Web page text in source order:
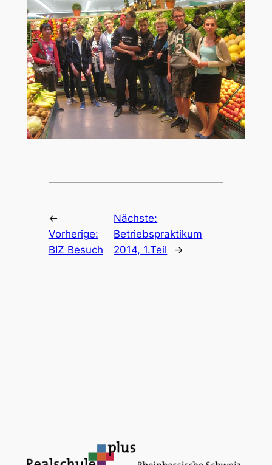
←
Vorherige:
BIZ Besuch
Nächste:
Betriebspraktikum
2014, 1.Teil
→